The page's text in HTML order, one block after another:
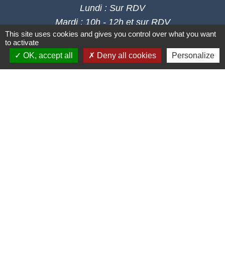
Lundi : Sur RDV
Mardi : 10h - 12h et sur RDV
Jeudi : 10h - 12h et 16h30 - 18h30
Vendredi : 10h - 12h et sur RDV
This site uses cookies and gives you control over what you want
to activate
OK, accept all
Deny all cookies Personalize